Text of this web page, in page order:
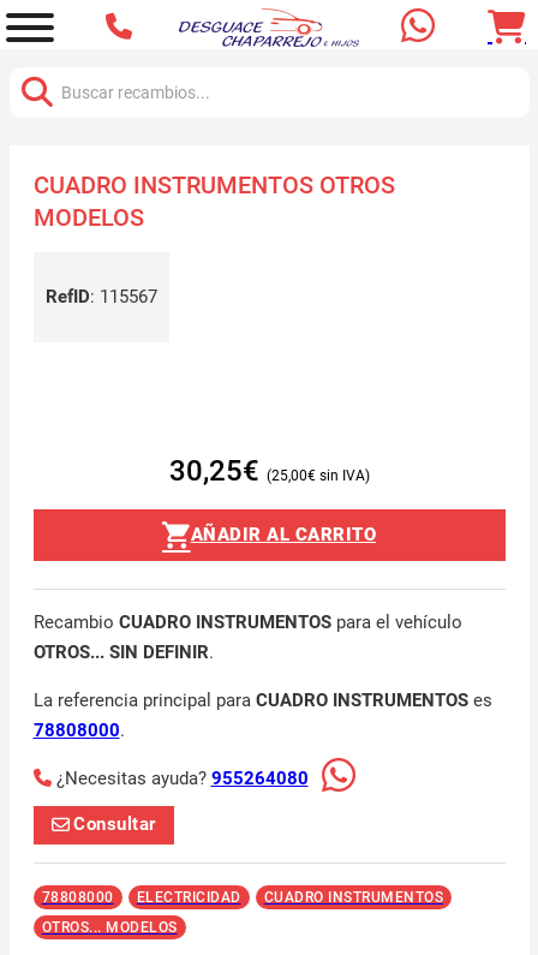
CUADRO INSTRUMENTOS OTROS
MODELOS
RefID: 115567
30,25€ 25,00€
AÑADIR AL CARRITO
Recambio CUADRO INSTRUMENTOSpara el vehículo
OTROS... SIN DEFINIR.
La referencia principal para CUADRO INSTRUMENTOSes
78808000.
¿Necesitas ayuda? 955264080
Consultar
78808000 ELECTRICIDAD
CUADRO INSTRUMENTOS
OTROS... MODELOS